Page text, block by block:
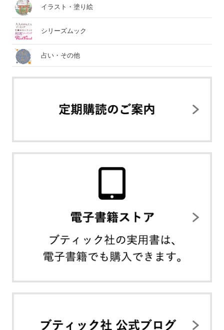
イラスト・塗り絵
シリーズムック
占い・その他